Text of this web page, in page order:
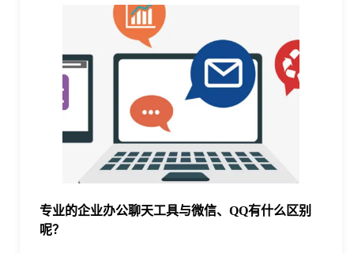
专业的企业办公聊天工具与微信、 QQ有什么区别
呢？